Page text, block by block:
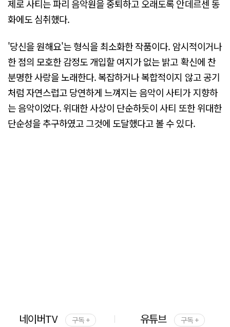
제로 사티는 파리 음악원을 중퇴하고 오래도록 안데르센 동
화에도 심취했다.
'당신을 원해요'는 형식을 최소화한 작품이다. 암시적이거나
한 점의 모호한 감정도 개입할 여지가 없는 밝고 확신에 찬
분명한 사랑을 노래한다. 복잡하거나 복합적이지 않고 공기
처럼 자연스럽고 당연하게 느껴지는 음악이 사티가 지향하
는 음악이었다. 위대한 사상이 단순하듯이 사티 또한 위대한
단순성을 추구하였고 그것에 도달했다고 볼 수 있다.
네이버TV 구독 + 유튜브 구독 +